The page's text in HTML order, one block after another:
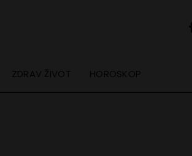
ZDRAV ŽIVOT HOROSKOP